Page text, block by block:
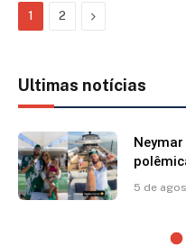
1 2 Next
Ultimas notícias
5 de